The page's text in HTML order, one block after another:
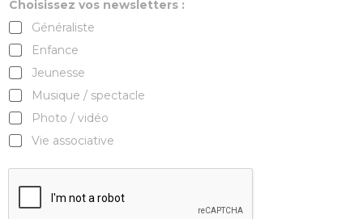
Choisissez vos newsletters :
Généraliste
Enfance
Jeunesse
Musique / spectacle
Photo / vidéo
Vie associative